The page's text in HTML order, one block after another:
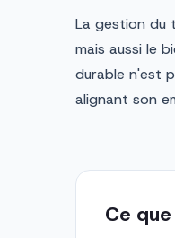
La gestion du
mais aussi le
durable n'est
alignant son
Ce